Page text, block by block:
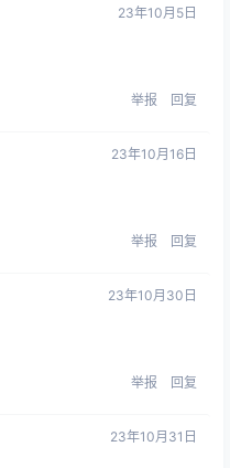
23年10月5日
举报 回复
23年10月16日
举报 回复
23年10月30日
举报 回复
23年10月31日